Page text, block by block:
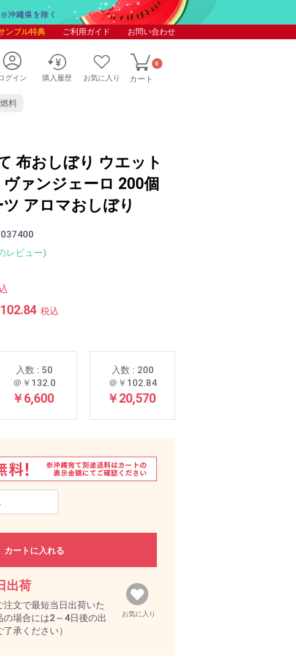
ンプル特典 ご利用ガイド お問い合わせ
グイン 購入履歴 お気に入り カート
0
料
布おしぼり ウエット
ァンジェーロ 200個
アロマおしぼり
レビュー)
税込
入数 : 50
＠￥132.0
￥6,600
入数 : 200
＠￥102.84
￥20,570
カートに入れる
お気に入り
出荷
文で最短当日出荷いた
の場合には2～4日後の出
承ください）